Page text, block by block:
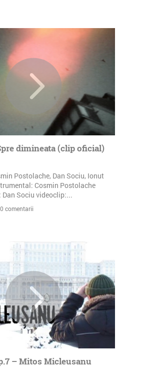
dimineata (clip oficial)
Postolache, Dan Sociu, Ionut
Cosmin Postolache
Sociu videoclip:...
comentarii
– Mitos Micleusanu